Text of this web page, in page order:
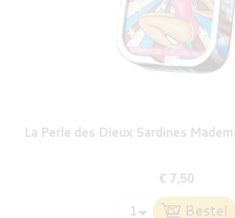
La Perle des Dieux Sardines
€ 7,50